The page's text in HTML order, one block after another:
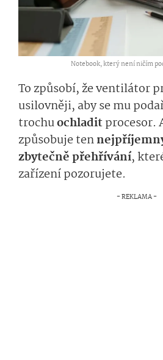
Notebook, který není ničím
To způsobí, že ventilátor
usilovněji, aby se mu
trochuochladitprocesor.
způsobuje ten
zbytečně přehřívání,
zařízení pozorujete.